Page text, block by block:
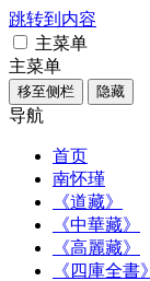
跳转到内容
主菜单
主菜单
移至侧栏 隐藏
导航
首页
南怀瑾
《道藏》
《中華藏》
《高麗藏》
《四庫全書》